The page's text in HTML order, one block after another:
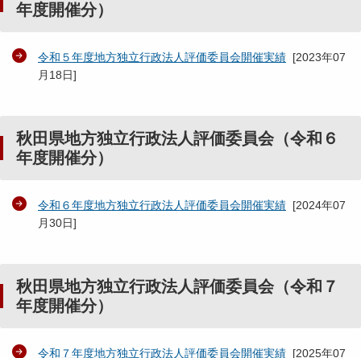
年度開催分）
令和５年度地方独立行政法人評価委員会開催実績 [2023年07
月18日]
秋田県地方独立行政法人評価委員会（令和６
年度開催分）
令和６年度地方独立行政法人評価委員会開催実績 [2024年07
月30日]
秋田県地方独立行政法人評価委員会（令和７
年度開催分）
令和７年度地方独立行政法人評価委員会開催実績 [2025年07